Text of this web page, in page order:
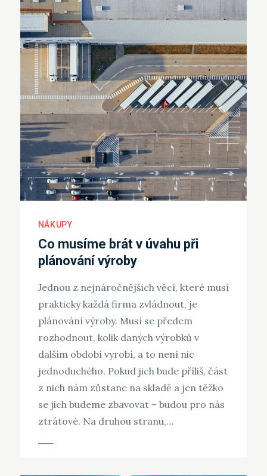
NÁKUPY
Co musíme brát v úvahu při
plánování výroby
Jednou z nejnáročnějších věcí, které musí
prakticky každá firma zvládnout, je
plánování výroby. Musí se předem
rozhodnout, kolik daných výrobků v
dalším období vyrobí, a to není nic
jednoduchého. Pokud jich bude příliš, část
z nich nám zůstane na skladě a jen těžko
se jich budeme zbavovat – budou pro nás
ztrátové. Na druhou stranu,…